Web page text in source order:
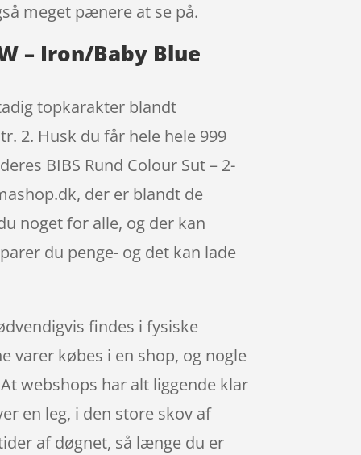
meget pænere at se på.
– Iron/Baby Blue
topkarakter blandt
2. Husk du får hele hele 999
BIBS Rund Colour Sut – 2-
der er blandt de
noget for alle, og der kan
du penge- og det kan lade
findes i fysiske
varer købes i en shop, og nogle
webshops har alt liggende klar
en leg, i den store skov af
af døgnet, så længe du er